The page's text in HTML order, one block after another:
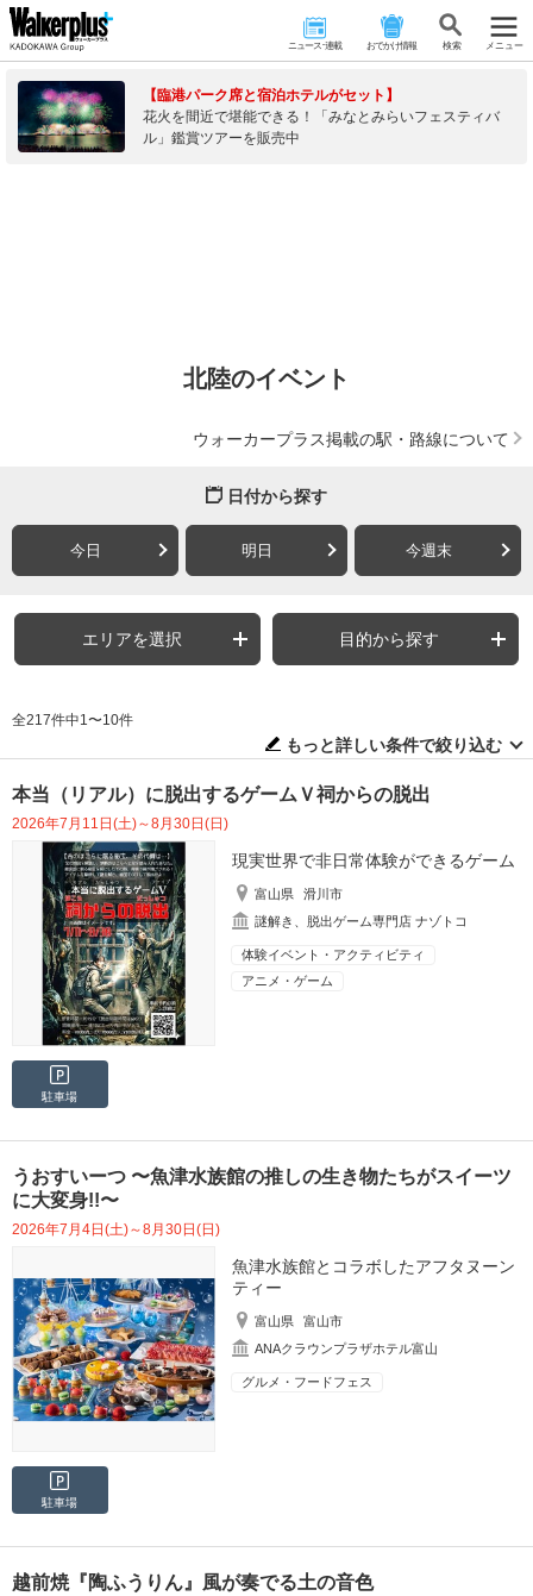
ニュース･連載 おでかけ情報 検 索 メニュー
【臨港パーク席と宿泊ホテルがセット】
花火を間近で堪能できる！「みなとみらいフェスティバ
ル」鑑賞ツアーを販売中
北陸のイベント
ウォーカープラス掲載の駅・路線について
日付から探す
今日 明日 今週末
エリアを選択 目的から探す
全217件中1〜10件
もっと詳しい条件で絞り込む
本当（リアル）に脱出するゲームＶ祠からの脱出
2026年7月11日(土)～8月30日(日)
現実世界で非日常体験ができるゲーム
富山県
滑川市
謎解き、脱出ゲーム専門店 ナゾトコ
体験イベント・アクティビティ
アニメ・ゲーム
駐車場
うおすいーつ 〜魚津水族館の推しの生き物たちがスイーツ
に大変身!!〜
2026年7月4日(土)～8月30日(日)
魚津水族館とコラボしたアフタヌーン
ティー
富山県
富山市
ANAクラウンプラザホテル富山
グルメ・フードフェス
駐車場
越前焼『陶ふうりん』風が奏でる土の音色